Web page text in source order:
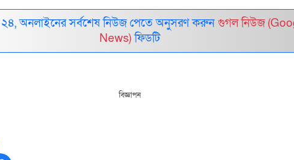
২৪, অনলাইনের সর্বশেষ নিউজ পেতে অনুসরণ করুনগুগল নিউজ
News) ফিডটি
বিজ্ঞাপন